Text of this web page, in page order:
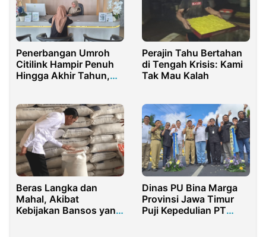
Penerbangan Umroh
Citilink Hampir Penuh
Hingga Akhir Tahun,
Perajin Tahu Bertahan
di Tengah Krisis: Kami
Tak Mau Kalah
Beras Langka dan
Mahal, Akibat
Kebijakan Bansos yang
Dinas PU Bina Marga
Provinsi Jawa Timur
Puji Kepedulian PT